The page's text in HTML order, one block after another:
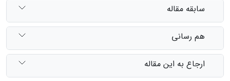
سابقه مقاله
هم رسانی
ارجاع به این مقاله